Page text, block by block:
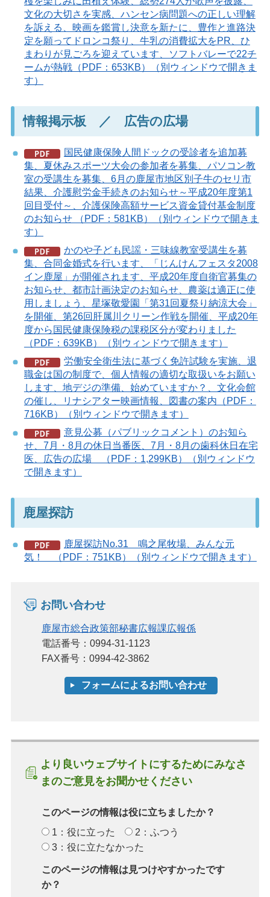
文化の大切さを実感、ハンセン病問題への正しい理解
を訴える、映画を鑑賞し決意を新たに、豊作と進路決
定を願ってドロンコ祭り、牛乳の消費拡大をPR、ひ
まわりが見ごろを迎えています、ソフトバレーで22チ
ームが熱戦（PDF：653KB）（別ウィンドウで開きま
す）
情報掲示板 ／ 広告の広場
国民健康保険人間ドックの受診者を追加募
集、夏休みスポーツ大会の参加者を募集、パソコン教
室の受講生を募集、6月の鹿屋市地区別子牛のセリ市
結果、介護慰労金手続きのお知らせ～平成20年度第1
回目受付～、介護保険高額サービス資金貸付基金制度
のお知らせ （PDF：581KB）（別ウィンドウで開きま
す）
かのや子ども民謡・三味線教室受講生を募
集、合同金婚式を行います、「じんけんフェスタ2008
イン鹿屋」が開催されます、平成20年度自衛官募集の
お知らせ、都市計画決定のお知らせ、農薬は適正に使
用しましょう、星塚敬愛園「第31回夏祭り納涼大会」
を開催、第26回肝属川クリーン作戦を開催、平成20年
度から国民健康保険税の課税区分が変わりました
（PDF：639KB）（別ウィンドウで開きます）
労働安全衛生法に基づく免許試験を実施、退
職金は国の制度で、個人情報の適切な取扱いをお願い
します、地デジの準備、始めていますか？、文化会館
の催し、リナシアター映画情報、図書の案内（PDF：
716KB）（別ウィンドウで開きます）
意見公募（パブリックコメント）のお知ら
せ、7月・8月の休日当番医、7月・8月の歯科休日在宅
医、広告の広場 （PDF：1,299KB）（別ウィンドウ
で開きます）
鹿屋探訪
鹿屋探訪No.31 鳴之尾牧場、みんな元
気！ （PDF：751KB）（別ウィンドウで開きます）
お問い合わせ
鹿屋市総合政策部秘書広報課広報係
電話番号：0994-31-1123
FAX番号：0994-42-3862
より良いウェブサイトにするためにみなさ
まのご意見をお聞かせください
このページの情報は役に立ちましたか？
1：役に立った
2：ふつう
3：役に立たなかった
このページの情報は見つけやすかったです
か？